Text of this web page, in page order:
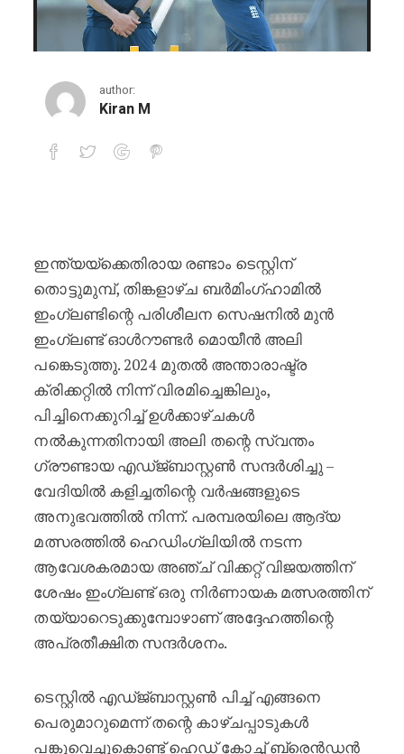
author:
Kiran M
ഇന്ത്യയ്‌ക്കെതിരായ രണ്ടാം ടെസ്റ്റിന്
തൊട്ടുമുമ്പ്, തിങ്കളാഴ്ച ബർമിംഗ്ഹാമിൽ
ഇംഗ്ലണ്ടിന്റെ പരിശീലന സെഷനിൽ മുൻ
ഇംഗ്ലണ്ട് ഓൾറൗണ്ടർ മൊയീൻ അലി
പങ്കെടുത്തു. 2024 മുതൽ അന്താരാഷ്ട്ര
ക്രിക്കറ്റിൽ നിന്ന് വിരമിച്ചെങ്കിലും,
പിച്ചിനെക്കുറിച്ച് ഉൾക്കാഴ്ചകൾ
നൽകുന്നതിനായി അലി തന്റെ സ്വന്തം
ഗ്രൗണ്ടായ എഡ്ജ്ബാസ്റ്റൺ സന്ദർശിച്ചു –
വേദിയിൽ കളിച്ചതിന്റെ വർഷങ്ങളുടെ
അനുഭവത്തിൽ നിന്ന്. പരമ്പരയിലെ ആദ്യ
മത്സരത്തിൽ ഹെഡിംഗ്‌ലിയിൽ നടന്ന
ആവേശകരമായ അഞ്ച് വിക്കറ്റ് വിജയത്തിന്
ശേഷം ഇംഗ്ലണ്ട് ഒരു നിർണായക മത്സരത്തിന്
തയ്യാറെടുക്കുമ്പോഴാണ് അദ്ദേഹത്തിന്റെ
അപ്രതീക്ഷിത സന്ദർശനം.
ടെസ്റ്റിൽ എഡ്ജ്ബാസ്റ്റൺ പിച്ച് എങ്ങനെ
പെരുമാറുമെന്ന് തന്റെ കാഴ്ചപ്പാടുകൾ
പങ്കുവെച്ചുകൊണ്ട് ഹെഡ് കോച്ച് ബ്രെൻഡൻ